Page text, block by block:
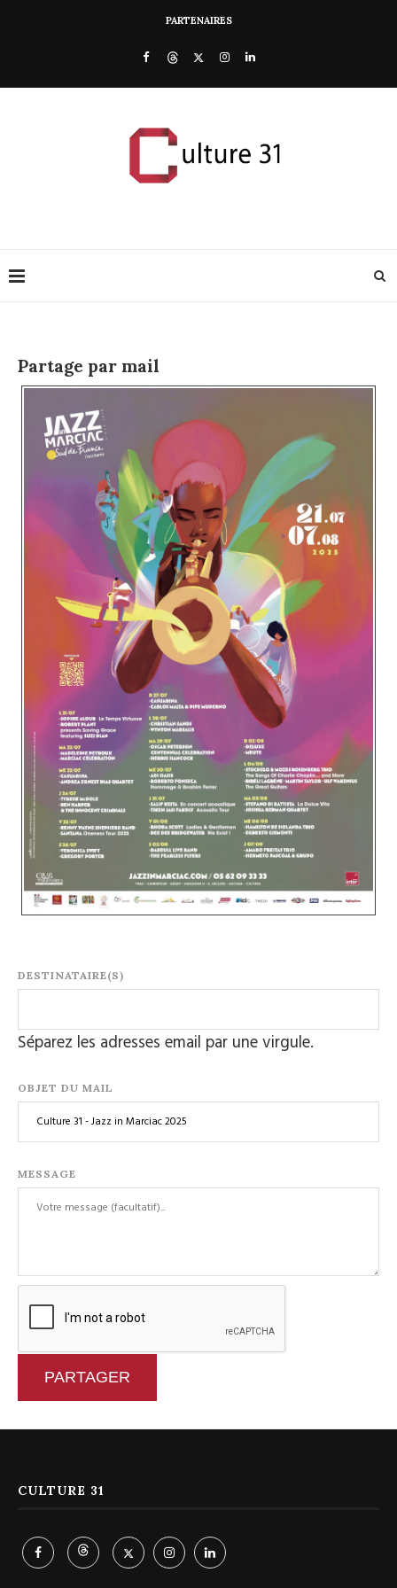
PARTENAIRES
Partage par mail
DESTINATAIRE(S)
Séparez les adresses email par une virgule.
OBJET DU MAIL
MESSAGE
PARTAGER
CULTURE 31